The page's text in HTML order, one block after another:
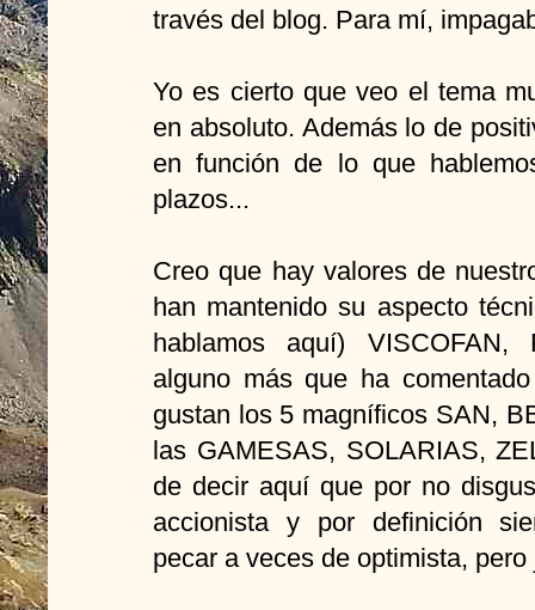
través del blog. Para mí,
Yo es cierto que veo el tema
en absoluto. Además lo de
en función de lo que
plazos...
Creo que hay valores de
han mantenido su aspecto
hablamos aquí) VISCOFAN,
alguno más que ha
gustan los 5 magníficos SAN,
las GAMESAS, SOLARIAS,
de decir aquí que por no
accionista y por definición
pecar a veces de optimista,